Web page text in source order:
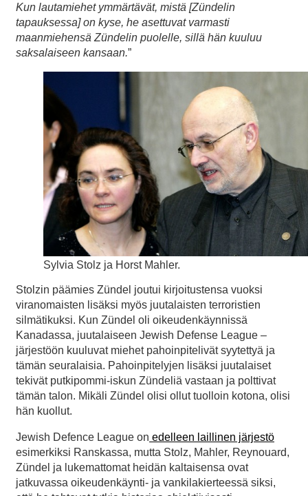
Kun lautamiehet ymmärtävät, mistä [Zündelin
tapauksessa] on kyse, he asettuvat varmasti
maanmiehensä Zündelin puolelle, sillä hän kuuluu
saksalaiseen kansaan.”
Sylvia Stolz ja Horst Mahler.
Stolzin päämies Zündel joutui kirjoitustensa vuoksi
viranomaisten lisäksi myös juutalaisten terroristien
silmätikuksi. Kun Zündel oli oikeudenkäynnissä
Kanadassa, juutalaiseen Jewish Defense League –
järjestöön kuuluvat miehet pahoinpitelivät syytettyä ja
tämän seuralaisia. Pahoinpitelyjen lisäksi juutalaiset
tekivät putkipommi-iskun Zündeliä vastaan ja polttivat
tämän talon. Mikäli Zündel olisi ollut tuolloin kotona, olisi
hän kuollut.
Jewish Defence League on edelleen laillinen järjestö
esimerkiksi Ranskassa, mutta Stolz, Mahler, Reynouard,
Zündel ja lukemattomat heidän kaltaisensa ovat
jatkuvassa oikeudenkäynti- ja vankilakierteessä siksi,